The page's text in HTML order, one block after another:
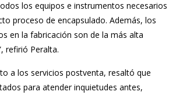
los equipos e instrumentos necesarios
proceso de encapsulado. Además, los
en la fabricación son de la más alta
refirió Peralta.
a los servicios postventa, resaltó que
para atender inquietudes antes,